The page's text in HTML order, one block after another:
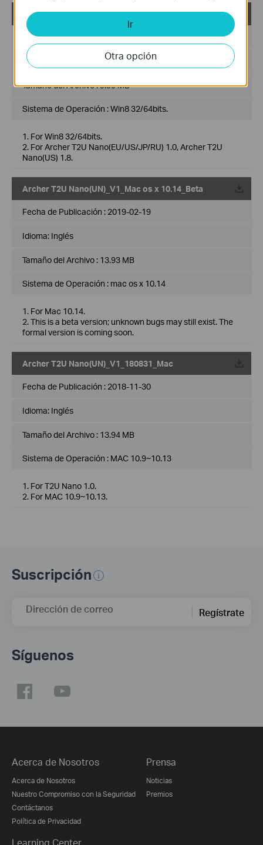
Archer T2U Nano(UN)_V1_190527_Win8
Fecha de Publicación :2019-06-06
Idioma: Multi-language
Tamaño del Archivo :9.99 MB
Sistema de Operación : Win8 32/64bits.
1. For Win8 32/64bits.
2. For Archer T2U Nano(EU/US/JP/RU) 1.0, Archer T2U
Nano(US) 1.8.
Archer T2U Nano(UN)_V1_Mac os x 10.14_Beta
Fecha de Publicación : 2019-02-19
Idioma: Inglés
Tamaño del Archivo : 13.93 MB
Sistema de Operación : mac os x 10.14
1. For Mac 10.14.
2. This is a beta version; unknown bugs may still exist. The
formal version is coming soon.
Archer T2U Nano(UN)_V1_180831_Mac
Fecha de Publicación : 2018-11-30
Idioma: Inglés
Tamaño del Archivo : 13.94 MB
Sistema de Operación : MAC 10.9~10.13
1. For T2U Nano 1.0.
2. For MAC 10.9~10.13.
Suscripción
Dirección de correo Regístrate
Síguenos
Acerca de Nosotros
Acerca de Nosotros
Nuestro Compromiso con la Seguridad
Contáctanos
Política de Privacidad
Prensa
Noticias
Premios
Learning Center
Ir
Otra opción